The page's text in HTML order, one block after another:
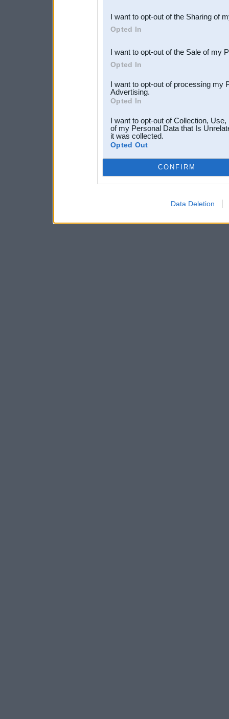
Downstream Participants
third parties.
I want to opt-out of the Sharing of
Opted In
I want to opt-out of the Sale of my
Opted In
I want to opt-out of processing my
Advertising.
Opted In
I want to opt-out of Collection,
of my Personal Data that Is
it was collected.
Opted Out
CONFIRM
Data Deletion